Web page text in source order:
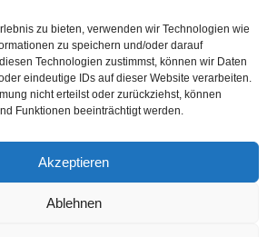
zu bieten, verwenden wir Technologien wie
zu speichern und/oder darauf
Technologien zustimmst, können wir Daten
eindeutige IDs auf dieser Website verarbeiten.
nicht erteilst oder zurückziehst, können
Funktionen beeinträchtigt werden.
Akzeptieren
Ablehnen
RICHTLINIE (EU)
IMPRESSUM
AGB